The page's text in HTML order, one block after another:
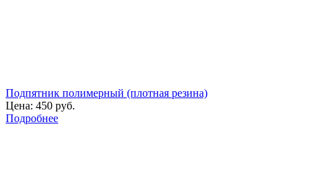
Подпятник полимерный (плотная резина)
Цена: 450 руб.
Подробнее